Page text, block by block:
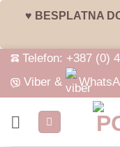
♥ BESPLATNA
Skip
content
Telefon: +387 (0)
Viber &